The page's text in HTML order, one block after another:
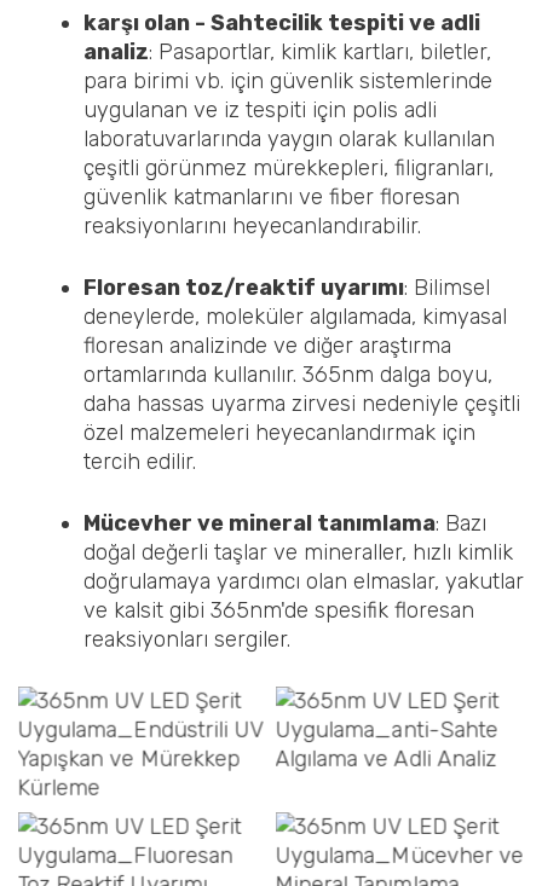
karşı olan - Sahtecilik tespiti ve adli
analiz: Pasaportlar, kimlik kartları, biletler,
para birimi vb. için güvenlik sistemlerinde
uygulanan ve iz tespiti için polis adli
laboratuvarlarında yaygın olarak kullanılan
çeşitli görünmez mürekkepleri, filigranları,
güvenlik katmanlarını ve fiber floresan
reaksiyonlarını heyecanlandırabilir.
Floresan toz/reaktif uyarımı: Bilimsel
deneylerde, moleküler algılamada, kimyasal
floresan analizinde ve diğer araştırma
ortamlarında kullanılır. 365nm dalga boyu,
daha hassas uyarma zirvesi nedeniyle çeşitli
özel malzemeleri heyecanlandırmak için
tercih edilir.
Mücevher ve mineral tanımlama: Bazı
doğal değerli taşlar ve mineraller, hızlı kimlik
doğrulamaya yardımcı olan elmaslar, yakutlar
ve kalsit gibi 365nm'de spesifik floresan
reaksiyonları sergiler.
Endüstriyel UV
Yapıştırıcı ve Mürekkep
Kürleme
karşı olan - Sahtecilik
tespiti ve adli analiz
Floresan toz reaktif
uyarımı
Mücevher ve mineral
tanımlama